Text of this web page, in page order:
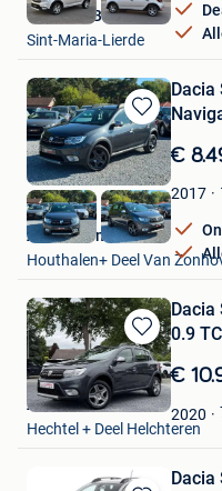
Garage DB Cars
Sint-Maria-Lierde
Bewaren
in
Mijn
Favorieten
Dacia
€
2017
Auto's Carma
Houthalen+ Deel Van
Bewaren
in
Mijn
Favorieten
Dacia
0.9
€
2020
Auto's I&M
Hechtel + Deel Helchteren